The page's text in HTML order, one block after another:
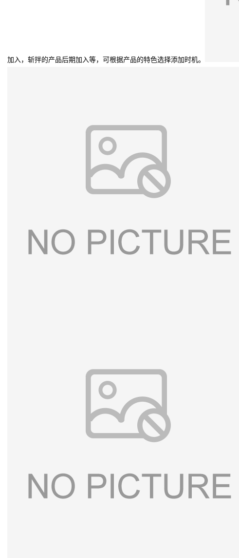
加入，斩拌的产品后期加入等，可根据产品的特色选择添加时机。